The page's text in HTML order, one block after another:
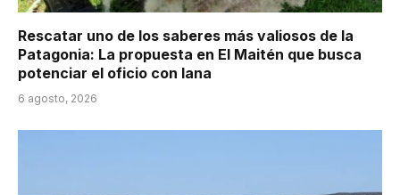
Rescatar uno de los saberes más valiosos de la
Patagonia: La propuesta en El Maitén que busca
potenciar el oficio con lana
6 agosto, 2026